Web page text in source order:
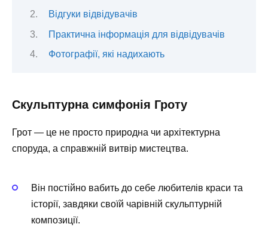
Відгуки відвідувачів
Практична інформація для відвідувачів
Фотографії, які надихають
Скульптурна симфонія Гроту
Грот — це не просто природна чи архітектурна
споруда, а справжній витвір мистецтва.
Він постійно вабить до себе любителів краси та
історії, завдяки своїй чарівній скульптурній
композиції.